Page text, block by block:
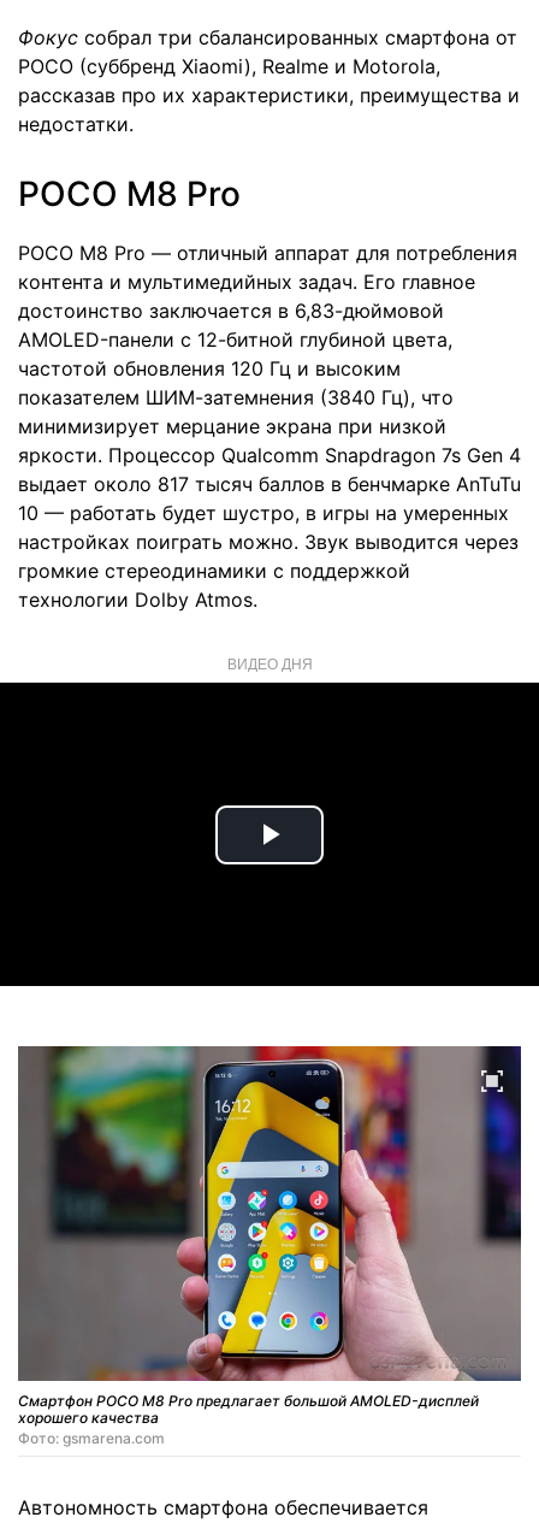
Фокус собрал три сбалансированных смартфона от
POCO (суббренд Xiaomi), Realme и Motorola,
рассказав про их характеристики, преимущества и
недостатки.
POCO M8 Pro
POCO M8 Pro — отличный аппарат для потребления
контента и мультимедийных задач. Его главное
достоинство заключается в 6,83-дюймовой
AMOLED-панели с 12-битной глубиной цвета,
частотой обновления 120 Гц и высоким
показателем ШИМ-затемнения (3840 Гц), что
минимизирует мерцание экрана при низкой
яркости. Процессор Qualcomm Snapdragon 7s Gen 4
выдает около 817 тысяч баллов в бенчмарке AnTuTu
10 — работать будет шустро, в игры на умеренных
настройках поиграть можно. Звук выводится через
громкие стереодинамики с поддержкой
технологии Dolby Atmos.
ВИДЕО ДНЯ
Play
Смартфон POCO M8 Pro предлагает большой AMOLED-дисплей
хорошего качества
Фото: gsmarena.com
Автономность смартфона обеспечивается